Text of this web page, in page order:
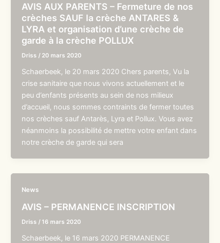
AVIS AUX PARENTS – Fermeture de nos
crèches SAUF la crèche ANTARES &
LYRA et organisation d’une crèche de
garde à la crèche POLLUX
Driss / 20 mars 2020
Schaerbeek, le 20 mars 2020 Chers parents, Vu la
crise sanitaire que nous vivons actuellement et le
peu d’enfants présents au sein de nos milieux
d’accueil, nous sommes contraints de fermer toutes
nos crèches sauf Antarès, Lyra et Pollux. Vous avez
néanmoins la possibilité de mettre votre enfant dans
notre crèche de garde qui sera
News
AVIS – PERMANENCE INSCRIPTION
Driss /16 mars 2020
Schaerbeek, le 16 mars 2020 PERMANENCE